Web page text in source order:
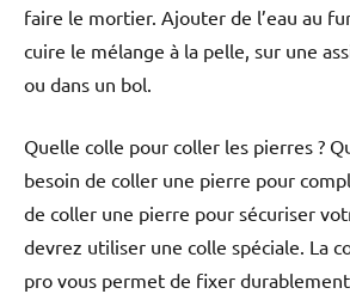
faire le mortier. Ajouter de l’eau au
cuire le mélange à la pelle, sur une
ou dans un bol.
Quelle colle pour coller les pierres ?
besoin de coller une pierre pour
de coller une pierre pour sécuriser
devrez utiliser une colle spéciale. La
pro vous permet de fixer